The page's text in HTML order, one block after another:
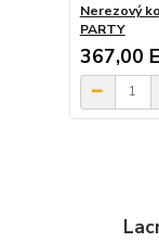
Nerezový
PARTY
367,00